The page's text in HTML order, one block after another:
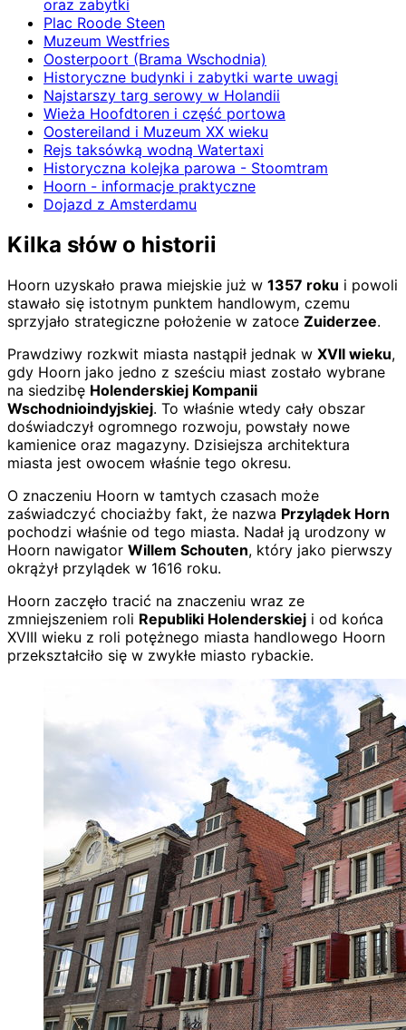
oraz zabytki
Plac Roode Steen
Muzeum Westfries
Oosterpoort (Brama Wschodnia)
Historyczne budynki i zabytki warte uwagi
Najstarszy targ serowy w Holandii
Wieża Hoofdtoren i część portowa
Oostereiland i Muzeum XX wieku
Rejs taksówką wodną Watertaxi
Historyczna kolejka parowa - Stoomtram
Hoorn - informacje praktyczne
Dojazd z Amsterdamu
Kilka słów o historii
Hoorn uzyskało prawa miejskie już w 1357 roku i powoli
stawało się istotnym punktem handlowym, czemu
sprzyjało strategiczne położenie w zatoce Zuiderzee.
Prawdziwy rozkwit miasta nastąpił jednak w XVII wieku,
gdy Hoorn jako jedno z sześciu miast zostało wybrane
na siedzibę Holenderskiej Kompanii
Wschodnioindyjskiej. To właśnie wtedy cały obszar
doświadczył ogromnego rozwoju, powstały nowe
kamienice oraz magazyny. Dzisiejsza architektura
miasta jest owocem właśnie tego okresu.
O znaczeniu Hoorn w tamtych czasach może
zaświadczyć chociażby fakt, że nazwa Przylądek Horn
pochodzi właśnie od tego miasta. Nadał ją urodzony w
Hoorn nawigator Willem Schouten, który jako pierwszy
okrążył przylądek w 1616 roku.
Hoorn zaczęło tracić na znaczeniu wraz ze
zmniejszeniem roli Republiki Holenderskiej i od końca
XVIII wieku z roli potężnego miasta handlowego Hoorn
przekształciło się w zwykłe miasto rybackie.